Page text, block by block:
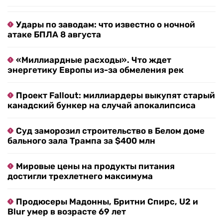
Удары по заводам: что известно о ночной
атаке БПЛА 8 августа
«Миллиардные расходы». Что ждет
энергетику Европы из-за обмеления рек
Проект Fallout: миллиардеры выкупят старый
канадский бункер на случай апокалипсиса
Суд заморозил строительство в Белом доме
бального зала Трампа за $400 млн
Мировые цены на продукты питания
достигли трехлетнего максимума
Продюсеры Мадонны, Бритни Спирс, U2 и
Blur умер в возрасте 69 лет